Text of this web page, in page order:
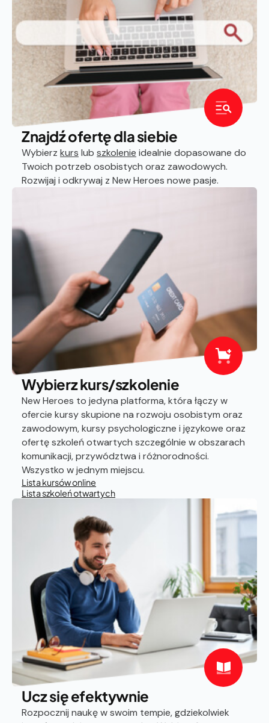
Znajdź ofertę dla siebie
Wybierz kurs lub szkolenie idealnie dopasowane do
Twoich potrzeb osobistych oraz zawodowych.
Rozwijaj i odkrywaj z New Heroes nowe pasje.
Wybierz kurs/szkolenie
New Heroes to jedyna platforma, która łączy w
ofercie kursy skupione na rozwoju osobistym oraz
zawodowym, kursy psychologiczne i językowe oraz
ofertę szkoleń otwartych szczególnie w obszarach
komunikacji, przywództwa i różnorodności.
Wszystko w jednym miejscu.
Lista kursów online
Lista szkoleń otwartych
Ucz się efektywnie
Rozpocznij naukę w swoim tempie, gdziekolwiek